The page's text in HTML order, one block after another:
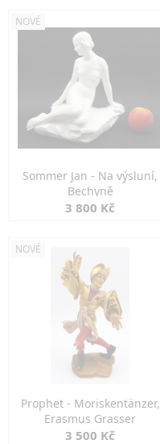
NOVÉ
Sommer Jan - Na výsluní,
Bechyně
3 800 Kč
NOVÉ
Prophet - Moriskentänzer,
Erasmus Grasser
3 500 Kč